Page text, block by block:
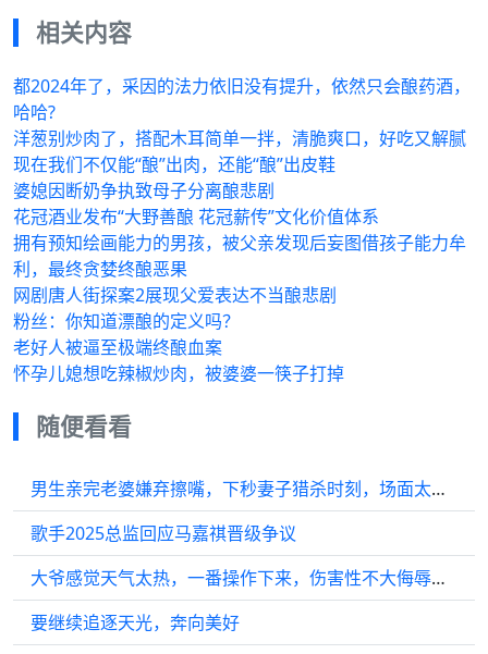
相关内容
都2024年了，采因的法力依旧没有提升，依然只会酿药酒，
哈哈?
洋葱别炒肉了，搭配木耳简单一拌，清脆爽口，好吃又解腻
现在我们不仅能“酿”出肉，还能“酿”出皮鞋
婆媳因断奶争执致母子分离酿悲剧
花冠酒业发布“大野善酿 花冠薪传”文化价值体系
拥有预知绘画能力的男孩，被父亲发现后妄图借孩子能力牟
利，最终贪婪终酿恶果
网剧唐人街探案2展现父爱表达不当酿悲剧
粉丝：你知道漂酿的定义吗？
老好人被逼至极端终酿血案
怀孕儿媳想吃辣椒炒肉，被婆婆一筷子打掉
随便看看
男生亲完老婆嫌弃擦嘴，下秒妻子猎杀时刻，场面太炸裂！ ！
歌手2025总监回应马嘉祺晋级争议
大爷感觉天气太热，一番操作下来，伤害性不大侮辱性极强！ ！
要继续追逐天光，奔向美好